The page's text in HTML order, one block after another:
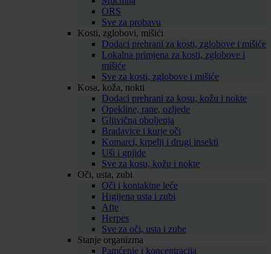
ORS
Sve za probavu
Kosti, zglobovi, mišići
Dodaci prehrani za kosti, zglobove i mišiće
Lokalna primjena za kosti, zglobove i
mišiće
Sve za kosti, zglobove i mišiće
Kosa, koža, nokti
Dodaci prehrani za kosu, kožu i nokte
Opekline, rane, ozljede
Gljivična oboljenja
Bradavice i kurje oči
Komarci, krpelji i drugi insekti
Uši i gnjide
Sve za kosu, kožu i nokte
Oči, usta, zubi
Oči i kontaktne leće
Higijena usta i zubi
Afte
Herpes
Sve za oči, usta i zube
Stanje organizma
Pamćenje i koncentracija